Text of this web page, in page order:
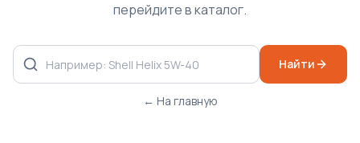
перейдите в каталог.
Найти
← На главную